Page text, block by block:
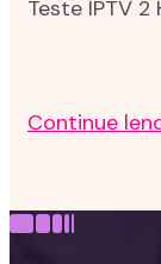
Teste IPTV
Continue